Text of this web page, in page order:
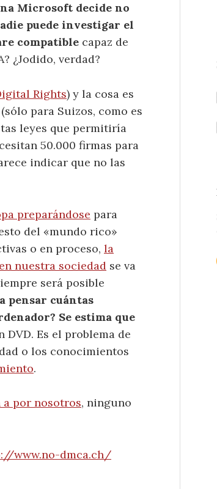
Microsoft decide no
puede investigar el
compatible capaz de
¿Jodido, verdad?
Rights) y la cosa es
para Suizos, como es
leyes que permitiría
50.000 firmas para
indicar que no las
preparándose para
del «mundo rico»
o en proceso, la
nuestra sociedad se va
será posible
pensar cuántas
Se estima que
Es el problema de
o los conocimientos
.
por nosotros, ninguno
www.no-dmca.ch/